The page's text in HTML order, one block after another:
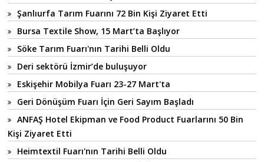
Şanlıurfa Tarım Fuarını 72 Bin Kişi Ziyaret Etti
Bursa Textile Show, 15 Mart’ta Başlıyor
Söke Tarım Fuarı'nın Tarihi Belli Oldu
Deri sektörü İzmir’de buluşuyor
Eskişehir Mobilya Fuarı 23-27 Mart'ta
Geri Dönüşüm Fuarı İçin Geri Sayım Başladı
ANFAŞ Hotel Ekipman ve Food Product Fuarlarını 50 Bin
Kişi Ziyaret Etti
Heimtextil Fuarı'nın Tarihi Belli Oldu